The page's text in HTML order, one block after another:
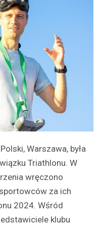
Warszawa, była
Triathlonu. W
wręczono
za ich
2024. Wśród
klubu